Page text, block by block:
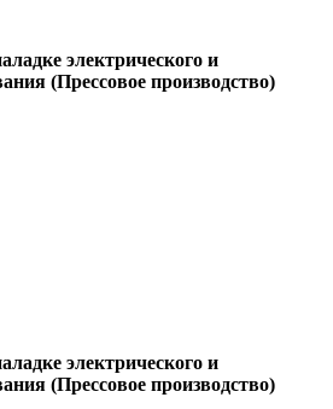
электрического и
(Прессовое производство)
электрического и
(Прессовое производство)